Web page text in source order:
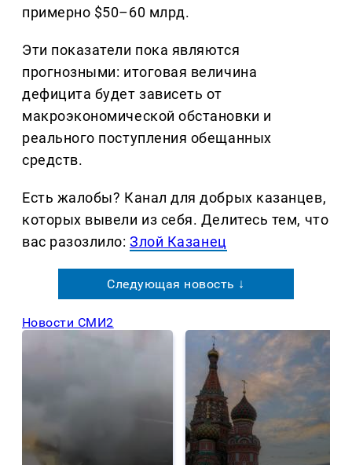
примерно $50–60 млрд.
Эти показатели пока являются
прогнозными: итоговая величина
дефицита будет зависеть от
макроэкономической обстановки и
реального поступления обещанных
средств.
Есть жалобы? Канал для добрых казанцев,
которых вывели из себя. Делитеcь тем, что
вас разозлило:Злой Казанец
Следующая новость ↓
Новости СМИ2